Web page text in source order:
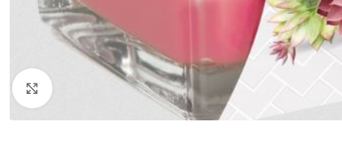
Zobraziť väčší obrázok